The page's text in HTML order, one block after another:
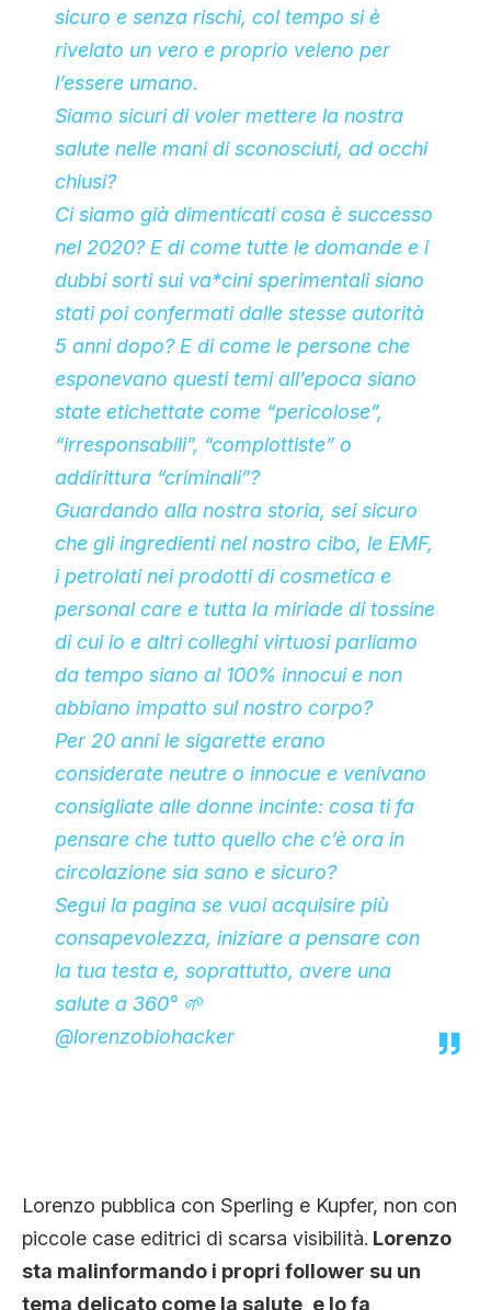
sicuro e senza rischi, col tempo si è
rivelato un vero e proprio veleno per
l’essere umano.
Siamo sicuri di voler mettere la nostra
salute nelle mani di sconosciuti, ad occhi
chiusi?
Ci siamo già dimenticati cosa è successo
nel 2020? E di come tutte le domande e i
dubbi sorti sui va*cini sperimentali siano
stati poi confermati dalle stesse autorità
5 anni dopo? E di come le persone che
esponevano questi temi all’epoca siano
state etichettate come “pericolose”,
“irresponsabili”, “complottiste” o
addirittura “criminali”?
Guardando alla nostra storia, sei sicuro
che gli ingredienti nel nostro cibo, le EMF,
i petrolati nei prodotti di cosmetica e
personal care e tutta la miriade di tossine
di cui io e altri colleghi virtuosi parliamo
da tempo siano al 100% innocui e non
abbiano impatto sul nostro corpo?
Per 20 anni le sigarette erano
considerate neutre o innocue e venivano
consigliate alle donne incinte: cosa ti fa
pensare che tutto quello che c’è ora in
circolazione sia sano e sicuro?
Segui la pagina se vuoi acquisire più
consapevolezza, iniziare a pensare con
la tua testa e, soprattutto, avere una
salute a 360° 🌱
@lorenzobiohacker
Lorenzo pubblica con Sperling e Kupfer, non con
piccole case editrici di scarsa visibilità. Lorenzo
sta malinformando i propri follower su un
tema delicato come la salute, e lo fa